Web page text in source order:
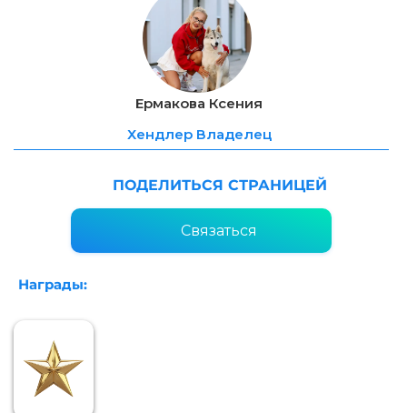
Ермакова Ксения
Хендлер Владелец
ПОДЕЛИТЬСЯ СТРАНИЦЕЙ
Связаться
Награды: